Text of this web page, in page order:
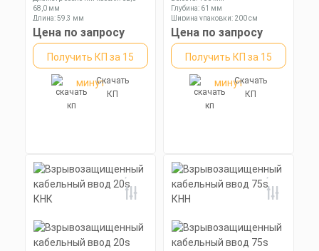
68,0 мм
Длина: 59,3 мм
Ключ: 90 мм
Цена по запросу
Получить КП за 15
минутСкачать
КП
Глубина: 61 мм
Ширина упаковки: 200 см
Цена по запросу
Получить КП за 15
минутСкачать
КП